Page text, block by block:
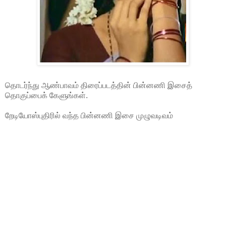
தொடர்ந்து ஆண்பாவம் திரைப்படத்தின் பின்னணி இசைத்
தொகுப்பைக் கேளுங்கள்.
றேடியோஸ்புதிரில் வந்த பின்னணி இசை முழுவடிவம்